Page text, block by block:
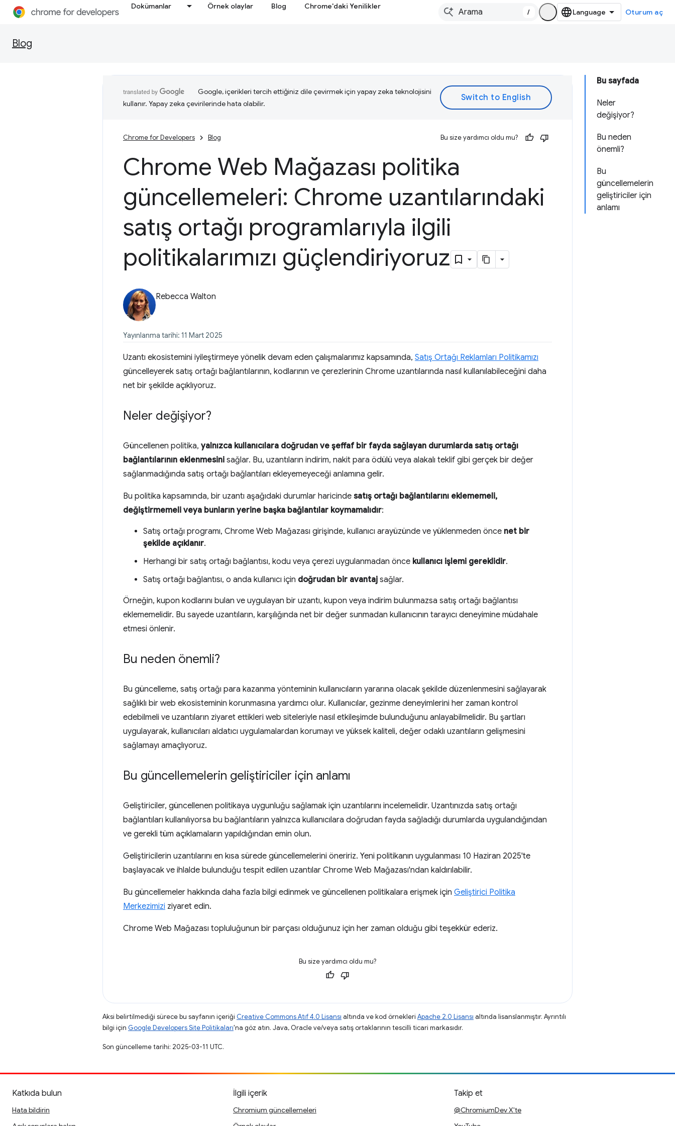
Dokümanlar Örnek olaylar Blog Chrome'daki Yenilikler
/ Oturum aç
Blog
Bu sayfada
Neler
değişiyor?
Bu neden
önemli?
Bu
güncellemelerin
geliştiriciler için
anlamı
Google, içerikleri tercih ettiğiniz dile çevirmek için yapay zeka teknolojisini
kullanır. Yapay zeka çevirilerinde hata olabilir.
Chrome for Developers Blog Bu size yardımcı oldu mu?
Chrome Web Mağazası politika
güncellemeleri: Chrome uzantılarındaki
satış ortağı programlarıyla ilgili
politikalarımızı güçlendiriyoruz
Rebecca Walton
Yayınlanma tarihi: 11 Mart 2025
Uzantı ekosistemini iyileştirmeye yönelik devam eden çalışmalarımız kapsamında, Satış Ortağı Reklamları Politikamızı
güncelleyerek satış ortağı bağlantılarının, kodlarının ve çerezlerinin Chrome uzantılarında nasıl kullanılabileceğini daha
net bir şekilde açıklıyoruz.
Neler değişiyor?
Güncellenen politika, yalnızca kullanıcılara doğrudan ve şeffaf bir fayda sağlayan durumlarda satış ortağı
bağlantılarının eklenmesini sağlar. Bu, uzantıların indirim, nakit para ödülü veya alakalı teklif gibi gerçek bir değer
sağlanmadığında satış ortağı bağlantıları ekleyemeyeceği anlamına gelir.
Bu politika kapsamında, bir uzantı aşağıdaki durumlar haricinde satış ortağı bağlantılarını eklememeli,
değiştirmemeli veya bunların yerine başka bağlantılar koymamalıdır:
Satış ortağı programı, Chrome Web Mağazası girişinde, kullanıcı arayüzünde ve yüklenmeden önce net bir
şekilde açıklanır.
Herhangi bir satış ortağı bağlantısı, kodu veya çerezi uygulanmadan önce kullanıcı işlemi gereklidir.
Satış ortağı bağlantısı, o anda kullanıcı için doğrudan bir avantaj sağlar.
Örneğin, kupon kodlarını bulan ve uygulayan bir uzantı, kupon veya indirim bulunmazsa satış ortağı bağlantısı
eklememelidir. Bu sayede uzantıların, karşılığında net bir değer sunmadan kullanıcının tarayıcı deneyimine müdahale
etmesi önlenir.
Bu neden önemli?
Bu güncelleme, satış ortağı para kazanma yönteminin kullanıcıların yararına olacak şekilde düzenlenmesini sağlayarak
sağlıklı bir web ekosisteminin korunmasına yardımcı olur. Kullanıcılar, gezinme deneyimlerini her zaman kontrol
edebilmeli ve uzantıların ziyaret ettikleri web siteleriyle nasıl etkileşimde bulunduğunu anlayabilmelidir. Bu şartları
uygulayarak, kullanıcıları aldatıcı uygulamalardan korumayı ve yüksek kaliteli, değer odaklı uzantıların gelişmesini
sağlamayı amaçlıyoruz.
Bu güncellemelerin geliştiriciler için anlamı
Geliştiriciler, güncellenen politikaya uygunluğu sağlamak için uzantılarını incelemelidir. Uzantınızda satış ortağı
bağlantıları kullanılıyorsa bu bağlantıların yalnızca kullanıcılara doğrudan fayda sağladığı durumlarda uygulandığından
ve gerekli tüm açıklamaların yapıldığından emin olun.
Geliştiricilerin uzantılarını en kısa sürede güncellemelerini öneririz. Yeni politikanın uygulanması 10 Haziran 2025'te
başlayacak ve ihlalde bulunduğu tespit edilen uzantılar Chrome Web Mağazası'ndan kaldırılabilir.
Bu güncellemeler hakkında daha fazla bilgi edinmek ve güncellenen politikalara erişmek için Geliştirici Politika
Merkezimizi ziyaret edin.
Chrome Web Mağazası topluluğunun bir parçası olduğunuz için her zaman olduğu gibi teşekkür ederiz.
Bu size yardımcı oldu mu?
Aksi belirtilmediği sürece bu sayfanın içeriği Creative Commons Atıf 4.0 Lisansı altında ve kod örnekleri Apache 2.0 Lisansı altında lisanslanmıştır. Ayrıntılı
bilgi için Google Developers Site Politikaları'na göz atın. Java, Oracle ve/veya satış ortaklarının tescilli ticari markasıdır.
Son güncelleme tarihi: 2025-03-11 UTC.
Katkıda bulun
Hata bildirin
İlgili içerik
Chromium güncellemeleri
Takip et
@ChromiumDev X'te